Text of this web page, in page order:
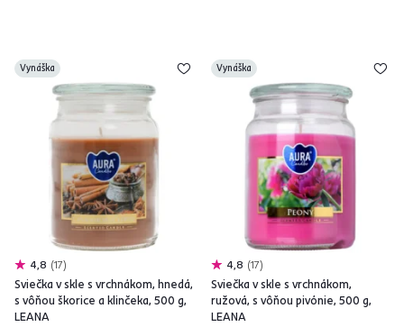
Vynáška
4,8 17
Sviečka v skle s vrchnákom, hnedá,
s vôňou škorice a klinčeka, 500 g,
LEANA
Vynáška
4,8 17
Sviečka v skle s vrchnákom,
ružová, s vôňou pivónie, 500 g,
LEANA